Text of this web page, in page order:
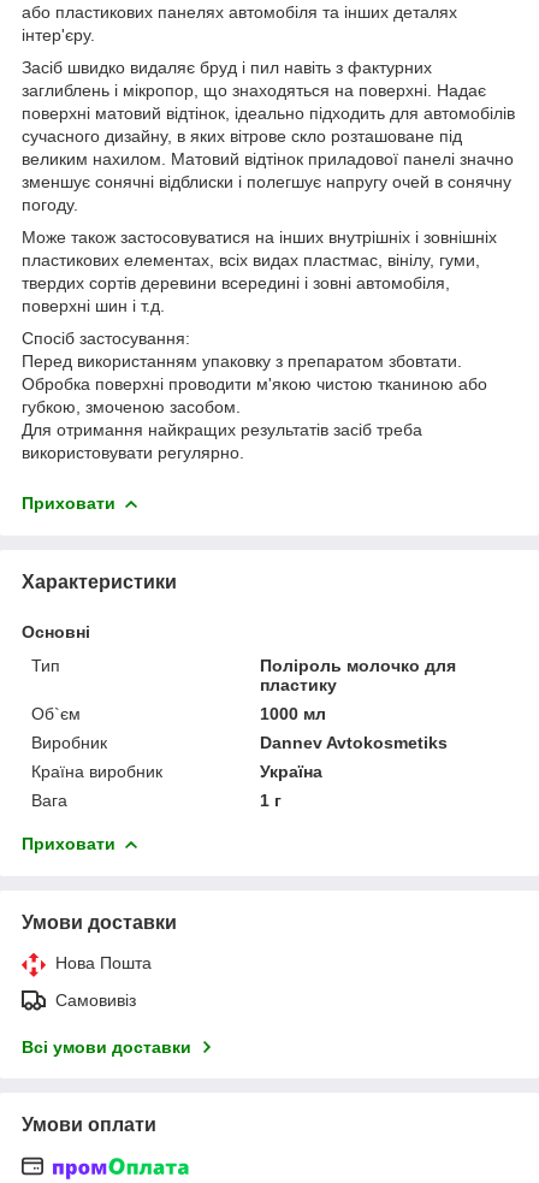
або пластикових панелях автомобіля та інших деталях
інтер'єру.
Засіб швидко видаляє бруд і пил навіть з фактурних
заглиблень і мікропор, що знаходяться на поверхні. Надає
поверхні матовий відтінок, ідеально підходить для автомобілів
сучасного дизайну, в яких вітрове скло розташоване під
великим нахилом. Матовий відтінок приладової панелі значно
зменшує сонячні відблиски і полегшує напругу очей в сонячну
погоду.
Може також застосовуватися на інших внутрішніх і зовнішніх
пластикових елементах, всіх видах пластмас, вінілу, гуми,
твердих сортів деревини всередині і зовні автомобіля,
поверхні шин і т.д.
Спосіб застосування:
Перед використанням упаковку з препаратом збовтати.
Обробка поверхні проводити м'якою чистою тканиною або
губкою, змоченою засобом.
Для отримання найкращих результатів засіб треба
використовувати регулярно.
Приховати
Характеристики
Основні
Тип
Поліроль молочко для
пластику
Об`єм
1000 мл
Виробник
Dannev Avtokosmetiks
Країна виробник
Україна
Вага
1 г
Приховати
Умови доставки
Нова Пошта
Самовивіз
Всі умови доставки
Умови оплати